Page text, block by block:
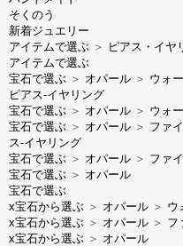
そくのう
新着ジュエリー
アイテムで選ぶ ＞ ピアス・イヤ
アイテムで選ぶ
宝石で選ぶ ＞ オパール ＞ ウォ
ピアス-イヤリング
宝石で選ぶ ＞ オパール ＞ ウォ
宝石で選ぶ ＞ オパール ＞ ファ
ス-イヤリング
宝石で選ぶ ＞ オパール ＞ ファ
宝石で選ぶ ＞ オパール
宝石で選ぶ
x宝石から選ぶ ＞ オパール ＞ ウ
x宝石から選ぶ ＞ オパール ＞ フ
x宝石から選ぶ ＞ オパール